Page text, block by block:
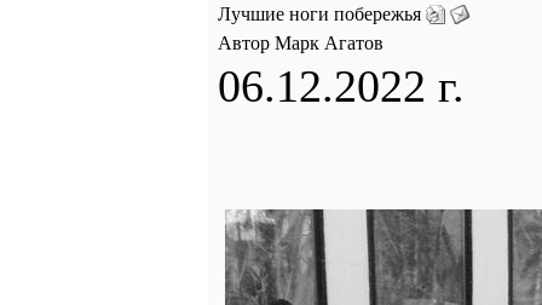
Лучшие ноги побережья
Автор Марк Агатов
06.12.2022 г.